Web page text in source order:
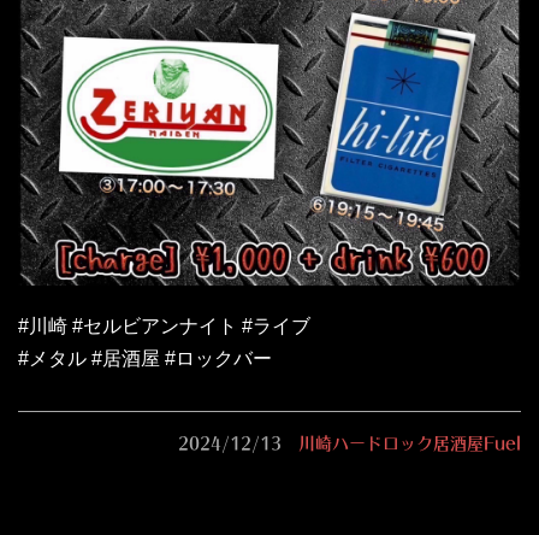
#川崎 #セルビアンナイト #ライブ
#メタル #居酒屋 #ロックバー
2024/12/13 川崎ハードロック居酒屋Fuel